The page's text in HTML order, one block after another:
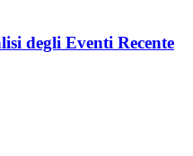
degli Eventi Recente